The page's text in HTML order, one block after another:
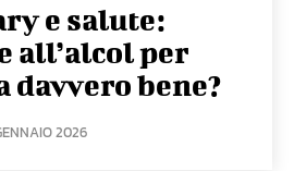
e salute:
all’alcol per
davvero bene?
2026